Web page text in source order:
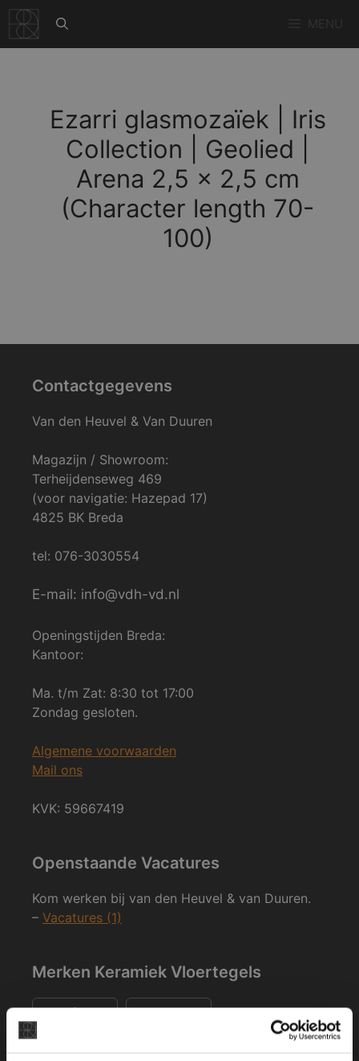
naar
de
Ezarri glasmozaïek | Iris
Collection | Geolied |
Arena 2,5 x 2,5 cm
(Character length 70-
100)
Contactgegevens
Van den Heuvel & Van Duuren
Magazijn / Showroom:
Terheijdenseweg 469
(voor navigatie: Hazepad 17)
4825 BK Breda
tel: 076-3030554
E-mail: info@vdh-vd.nl
Openingstijden Breda:
Kantoor:
Ma. t/m Zat: 8:30 tot 17:00
Zondag gesloten.
Algemene voorwaarden
Mail ons
KVK: 59667419
Openstaande Vacatures
Kom werken bij van den Heuvel & van Duuren.
– Vacatures (1)
Merken Keramiek Vloertegels